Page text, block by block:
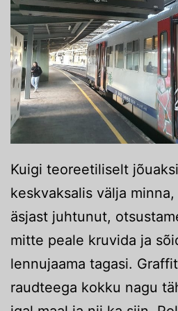
Kuigi teoreetiliselt
keskvaksalis välja
äsjast juhtunut,
mitte peale kruvida ja
lennujaama tagasi.
raudteega kokku nagu